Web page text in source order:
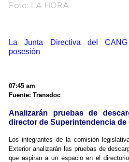
Foto: LA HORA
La Junta Directiva del
posesión
07:45 am
Fuente: Transdoc
Analizarán pruebas de
director de Superintendencia de
Los integrantes de la comisión
Exterior analizarán las pruebas de
que aspiran a un espacio en el